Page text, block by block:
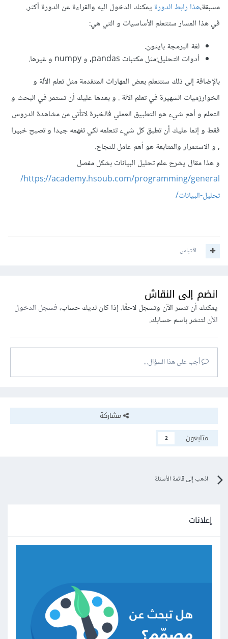
مسبقة،هذا رابط الدورةيمكنك الدخول اليه والقراءة عن الدورة أكثر.
في هذا المسار ستتعلم الأساسيات و التي هي:
لغة البرمجة بايثون.
أدوات التحليل:مثل مكتبات pandas, و numpy و غيرها.
بالإضافة إلى ذلك ستتعلم بعض المهارات المتقدمة مثل تعلم الألة و
الخوارزميات الشهيرة في تعلم الألة . و بعدها عليك أن تستمر في البحث و
التعلم و أهم شيء هو التطبيق العملي فالخبرة لاتأتي من مشاهدة الدروس
فقط و إنما عليك أن تطبق كل شيء تتعلمه لكي تفهمه جيدا و تصبح خبيرا
, و الاستمرار والمتابعة هو أهم عامل للنجاح.
و هذا مقال يشرح علم تحليل البيانات بشكل مفصل
https://academy.hsoub.com/programming/general/
تحليل-البيانات/
اقتباس
انضم إلى النقاش
يمكنك أن تنشر الآن وتسجل لاحقًا. إذا كان لديك حساب،فسجل الدخول
الآنلتنشر باسم حسابك.
أجب على هذا السؤال...
مشاركة
متابعون
2
اذهب إلى قائمة الأسئلة
إعلانات